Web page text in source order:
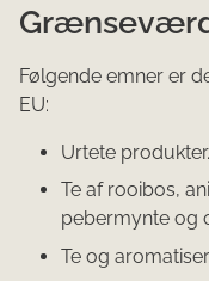
Følgende emner er
EU:
Urtete produkter.
Te af rooibos,
pebermynte og
Te og